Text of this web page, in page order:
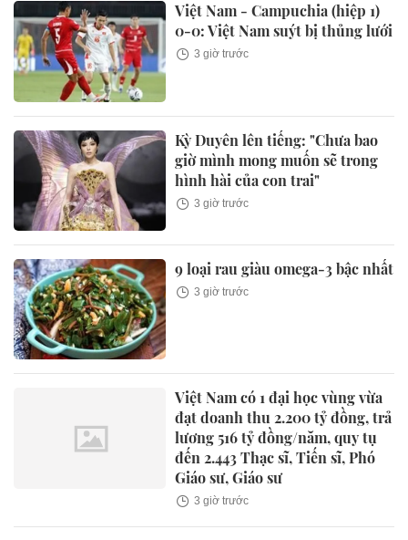
Việt Nam - Campuchia (hiệp 1)
0-0: Việt Nam suýt bị thủng lưới
3 giờ trước
Kỳ Duyên lên tiếng: "Chưa bao
giờ mình mong muốn sẽ trong
hình hài của con trai"
3 giờ trước
9 loại rau giàu omega-3 bậc nhất
3 giờ trước
Việt Nam có 1 đại học vùng vừa
đạt doanh thu 2.200 tỷ đồng, trả
lương 516 tỷ đồng/năm, quy tụ
đến 2.443 Thạc sĩ, Tiến sĩ, Phó
Giáo sư, Giáo sư
3 giờ trước